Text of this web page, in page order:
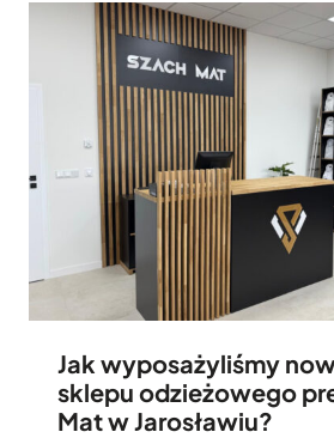
Jak wyposażyliśmy
sklepu odzieżowego
Mat w Jarosławiu?